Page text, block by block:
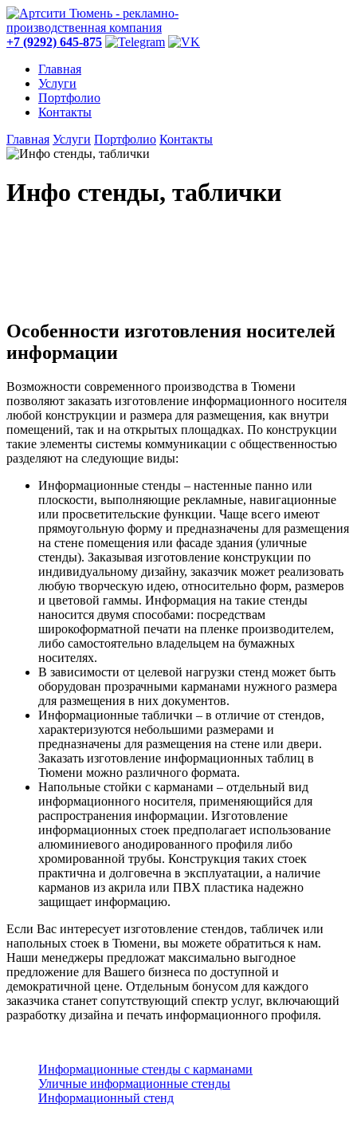
+7 (9292) 645-875
Главная
Услуги
Портфолио
Контакты
Главная Услуги Портфолио Контакты
Инфо стенды, таблички
Особенности изготовления носителей
информации
Возможности современного производства в Тюмени
позволяют заказать изготовление информационного носителя
любой конструкции и размера для размещения, как внутри
помещений, так и на открытых площадках. По конструкции
такие элементы системы коммуникации с общественностью
разделяют на следующие виды:
Информационные стенды – настенные панно или
плоскости, выполняющие рекламные, навигационные
или просветительские функции. Чаще всего имеют
прямоугольную форму и предназначены для размещения
на стене помещения или фасаде здания (уличные
стенды). Заказывая изготовление конструкции по
индивидуальному дизайну, заказчик может реализовать
любую творческую идею, относительно форм, размеров
и цветовой гаммы. Информация на такие стенды
наносится двумя способами: посредствам
широкоформатной печати на пленке производителем,
либо самостоятельно владельцем на бумажных
носителях.
В зависимости от целевой нагрузки стенд может быть
оборудован прозрачными карманами нужного размера
для размещения в них документов.
Информационные таблички – в отличие от стендов,
характеризуются небольшими размерами и
предназначены для размещения на стене или двери.
Заказать изготовление информационных таблиц в
Тюмени можно различного формата.
Напольные стойки с карманами – отдельный вид
информационного носителя, применяющийся для
распространения информации. Изготовление
информационных стоек предполагает использование
алюминиевого анодированного профиля либо
хромированной трубы. Конструкция таких стоек
практична и долговечна в эксплуатации, а наличие
карманов из акрила или ПВХ пластика надежно
защищает информацию.
Если Вас интересует изготовление стендов, табличек или
напольных стоек в Тюмени, вы можете обратиться к нам.
Наши менеджеры предложат максимально выгодное
предложение для Вашего бизнеса по доступной и
демократичной цене. Отдельным бонусом для каждого
заказчика станет сопутствующий спектр услуг, включающий
разработку дизайна и печать информационного профиля.
Информационные стенды с карманами
Уличные информационные стенды
Информационный стенд